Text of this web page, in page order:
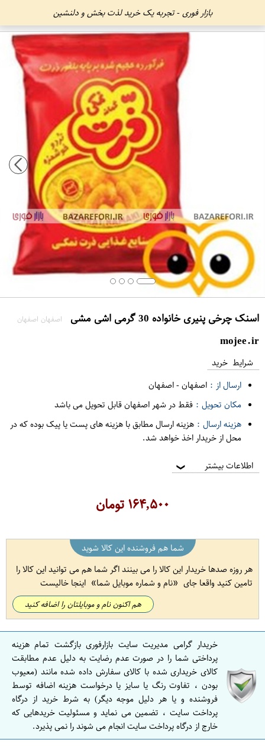
بازار فوری - تجربه یک خرید لذت بخش و دلنشین
اسنک چرخی پنیری خانواده 30 گرمی اشی مشی اصفهان اصفهان
mojee.ir
شرایط خرید
ارسال از : اصفهان-اصفهان
مکان تحویل : فقط در شهر اصفهان قابل تحویل می باشد
هزینه ارسال : هزینه ارسال مطابق با هزینه های پست یا پیک بوده که در
محل از خریدار اخذ خواهد شد.
اطلاعات بیشتر ❯
۱۶۴,۵۰۰تومان
شما هم فروشنده این کالا شوید
هر روزه صدها خریدار این کالا را می بینند اگر شما هم می توانید این کالا را
تامین کنید واقعا جای
نام و شماره موبایل شما اینجا خالیست
هم اکنون نام و موبایلتان را اضافه کنید
خریدار گرامی مدیریت سایت بازارفوری بازگشت تمام هزینه
پرداختی شما را در صورت عدم رضایت به دلیل عدم مطابقت
کالای خریداری شده با کالای سفارش داده شده مانند (معیوب
بودن ، تفاوت رنگ یا سایز یا درخواست هزینه اضافه توسط
فروشنده و یا هر دلیل موجه دیگر) به شرط خرید از درگاه
پرداخت سایت ، تضمین می نماید و مسئولیت خریدهایی که
خارج از درگاه پرداخت سایت انجام می شوند را نمی پذیرد.